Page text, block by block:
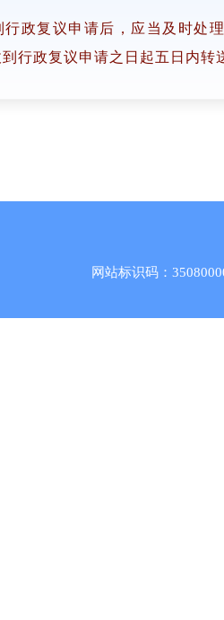
行政复议申请后，应当及时处
行政复议申请之日起五日内转
网站标识码：